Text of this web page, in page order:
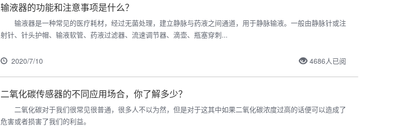
输液器的功能和注意事项是什么？
输液器是一种常见的医疗耗材，经过无菌处理，建立静脉与药液之间通道，用于静脉输液。一般由静脉针或注
射针、针头护帽、输液软管、药液过滤器、流速调节器、滴壶、瓶塞穿刺...
2020/7/10 4686人已阅
二氧化碳传感器的不同应用场合，你了解多少？
二氧化碳对于我们很常见很普通，很多人不以为然，但是对于这其中如果二氧化碳浓度过高的话便可以造成了
危害或者损害了我们的利益。